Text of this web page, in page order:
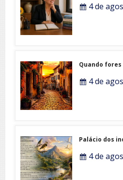
4 de
Quando
4 de
Palácio dos
4 de